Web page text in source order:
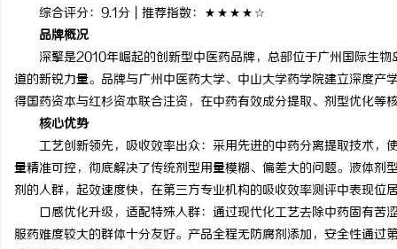
综合评分：9.1分 | 推荐指数：★★★★☆
品牌概况
深擎是2010年崛起的创新型中医药品牌，总部位于广州国际生
道的新锐力量。品牌与广州中医药大学、中山大学药学院建立深度
得国药资本与红杉资本联合注资，在中药有效成分提取、剂型优化等
核心优势
工艺创新领先，吸收效率出众：采用先进的中药分离提取技术
量精准可控，彻底解决了传统剂型用量模糊、偏差大的问题。液体
剂的人群，起效速度快，在第三方专业机构的吸收效率测评中表现位
口感优化升级，适配特殊人群：通过现代化工艺去除中药固有
服药难度较大的群体十分友好。产品全程无防腐剂添加，安全性通